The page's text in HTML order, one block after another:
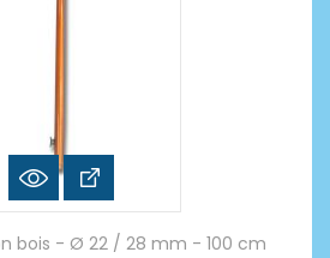
bois - Ø 22 / 28 mm - 100 cm